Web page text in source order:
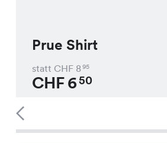
Prue Shirt
statt CHF 895
CHF650